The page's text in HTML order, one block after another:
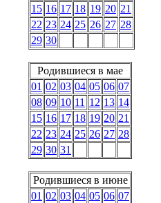
15 16 17 18 19 20 21
22 23 24 25 26 27 28
29 30
Родившиеся в мае
01 02 03 04 05 06 07
08 09 10 11 12 13 14
15 16 17 18 19 20 21
22 23 24 25 26 27 28
29 30 31
Родившиеся в июне
01 02 03 04 05 06 07